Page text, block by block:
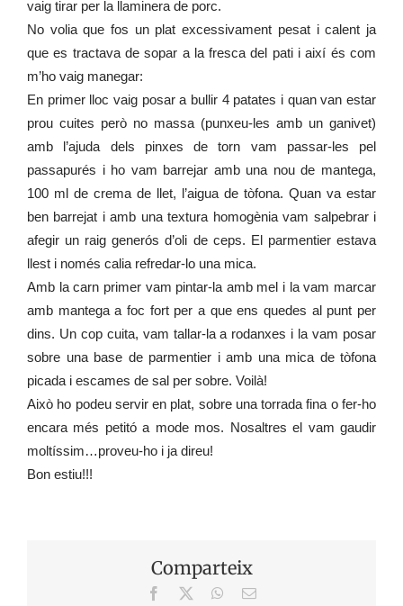
vaig tirar per la llaminera de porc.
No volia que fos un plat excessivament pesat i calent ja
que es tractava de sopar a la fresca del pati i així és com
m’ho vaig manegar:
En primer lloc vaig posar a bullir 4 patates i quan van estar
prou cuites però no massa (punxeu-les amb un ganivet)
amb l’ajuda dels pinxes de torn vam passar-les pel
passapurés i ho vam barrejar amb una nou de mantega,
100 ml de crema de llet, l’aigua de tòfona. Quan va estar
ben barrejat i amb una textura homogènia vam salpebrar i
afegir un raig generós d’oli de ceps. El parmentier estava
llest i només calia refredar-lo una mica.
Amb la carn primer vam pintar-la amb mel i la vam marcar
amb mantega a foc fort per a que ens quedes al punt per
dins. Un cop cuita, vam tallar-la a rodanxes i la vam posar
sobre una base de parmentier i amb una mica de tòfona
picada i escames de sal per sobre. Voilà!
Això ho podeu servir en plat, sobre una torrada fina o fer-ho
encara més petitó a mode mos. Nosaltres el vam gaudir
moltíssim…proveu-ho i ja direu!
Bon estiu!!!
Comparteix
Facebook WhatsApp
Email: